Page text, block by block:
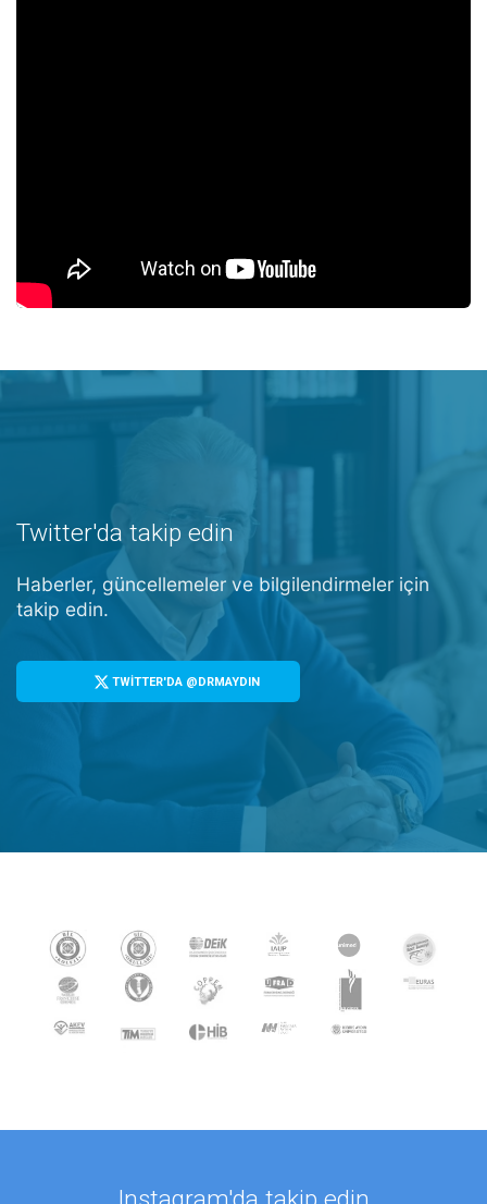
Twitter'da takip edin
Haberler, güncellemeler ve bilgilendirmeler için
takip edin.
TWİTTER'DA @DRMAYDIN